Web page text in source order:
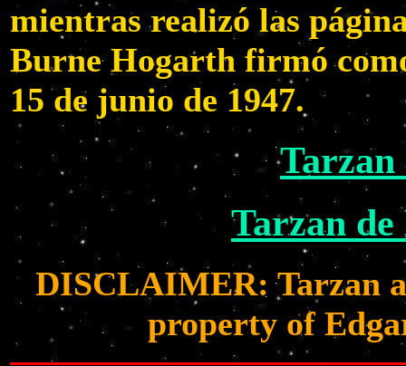
mientras realizó las
Burne Hogarth firmó
15 de junio de 1947.
Tarzan
Tarzan
DISCLAIMER: Tarzan
property of